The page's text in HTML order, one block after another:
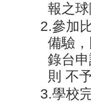
報之
2.參加
備驗
錄台
則 不
3.學校